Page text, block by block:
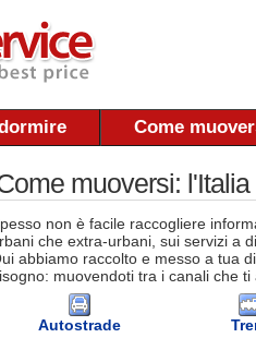
Come
muoversi: l'Italia
non è facile raccogliere
che extra-urbani, sui servizi a
abbiamo raccolto e messo a tua
muovendoti tra i canali che
Autostrade